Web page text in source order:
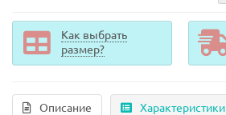
Как выбрать
размер?
Описание Характеристики